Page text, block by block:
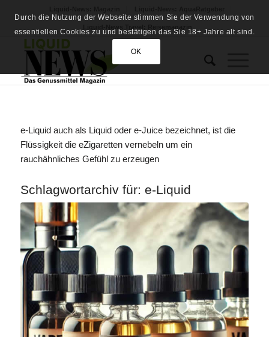
e-Liquid auch als Liquid oder e-Juice bezeichnet, ist die
Flüssigkeit die eZigaretten vernebeln um ein
rauchähnliches Gefühl zu erzeugen
Schlagwortarchiv für: e-Liquid
Durch die Nutzung der Webseite stimmen Sie der Verwendung von
essentiellen Cookies zu und bestätigen das Sie 18+ Jahre alt sind.
OK